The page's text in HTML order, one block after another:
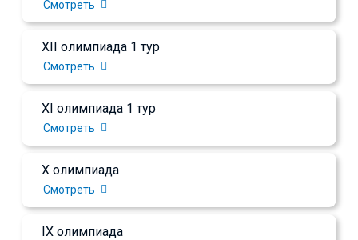
Смотреть
XII олимпиада 1 тур
Смотреть
XI олимпиада 1 тур
Смотреть
X олимпиада
Смотреть
IX олимпиада